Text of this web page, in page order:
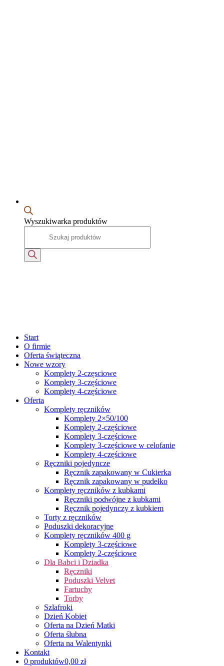
Wyszukiwarka produktów
Start
O firmie
Oferta świąteczna
Nowe wzory
Komplety 2-częsciowe
Komplety 3-częściowe
Komplety 4-częściowe
Oferta
Komplety ręczników
Komplety 2×50/100
Komplety 2-częściowe
Komplety 3-częściowe
Komplety 3-częściowe w celofanie
Komplety 4-częściowe
Ręczniki pojedyncze
Ręcznik zapakowany w Cukierka
Ręcznik zapakowany w pudełko
Komplety ręczników z kubkami
Ręczniki podwójne z kubkami
Ręcznik pojedynczy z kubkiem
Torty z ręczników
Poduszki dekoracyjne
Komplety ręczników 400 g
Komplety 3-częściowe
Komplety 2-częściowe
Dla Babci i Dziadka
Ręczniki
Poduszki Velvet
Fartuchy
Torby
Szlafroki
Dzień Kobiet
Oferta na Dzień Matki
Oferta ślubna
Oferta na Walentynki
Kontakt
0 produktów0,00 zł